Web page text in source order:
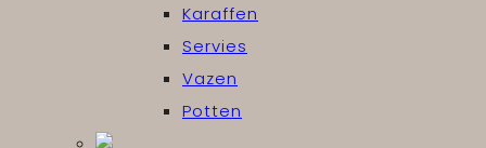
Karaffen
Servies
Vazen
Potten